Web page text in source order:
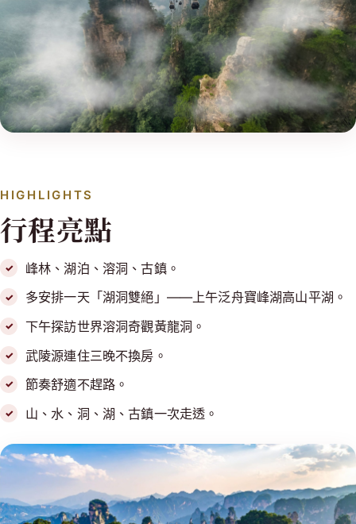
HIGHLIGHTS
行程亮點
峰林、湖泊、溶洞、古鎮。
多安排一天「湖洞雙絕」——上午泛舟寶峰湖高山平湖。
下午探訪世界溶洞奇觀黃龍洞。
武陵源連住三晚不換房。
節奏舒適不趕路。
山、水、洞、湖、古鎮一次走透。